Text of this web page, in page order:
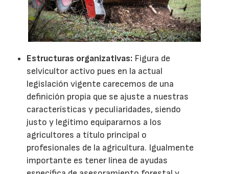
Estructuras organizativas: Figura de
selvicultor activo pues en la actual
legislación vigente carecemos de una
definición propia que se ajuste a nuestras
características y peculiaridades, siendo
justo y legítimo equipararnos a los
agricultores a título principal o
profesionales de la agricultura. Igualmente
importante es tener línea de ayudas